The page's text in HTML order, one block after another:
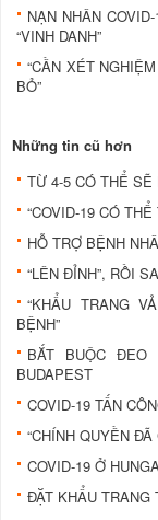
NẠN NHÂN
“VINH DANH”
“CẦN XÉT
BỎ”
Những tin cũ hơn
TỪ 4-5 CÓ THỂ SẼ
“COVID-19 CÓ
HỖ TRỢ BỆNH
“LÊN ĐỈNH”, RỒI
“KHẨU TRANG
BỆNH”
BẮT BUỘC ĐEO
BUDAPEST
COVID-19 TẤN
“CHÍNH QUYỀN
COVID-19 Ở
ĐẶT KHẨU